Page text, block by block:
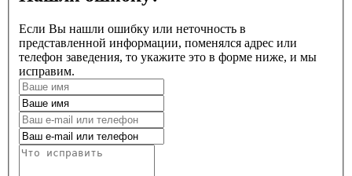
Если Вы нашли ошибку или неточность в
представленной информации, поменялся адрес или
телефон заведения, то укажите это в форме ниже, и мы
исправим.